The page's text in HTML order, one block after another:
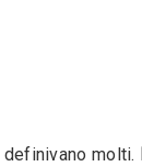
molti.